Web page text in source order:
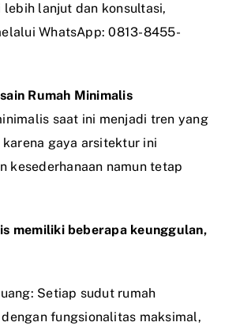
lebih lanjut dan konsultasi,
WhatsApp: 0813-8455-
Rumah Minimalis
saat ini menjadi tren yang
gaya arsitektur ini
kesederhanaan namun tetap
memiliki beberapa keunggulan,
Setiap sudut rumah
fungsionalitas maksimal,